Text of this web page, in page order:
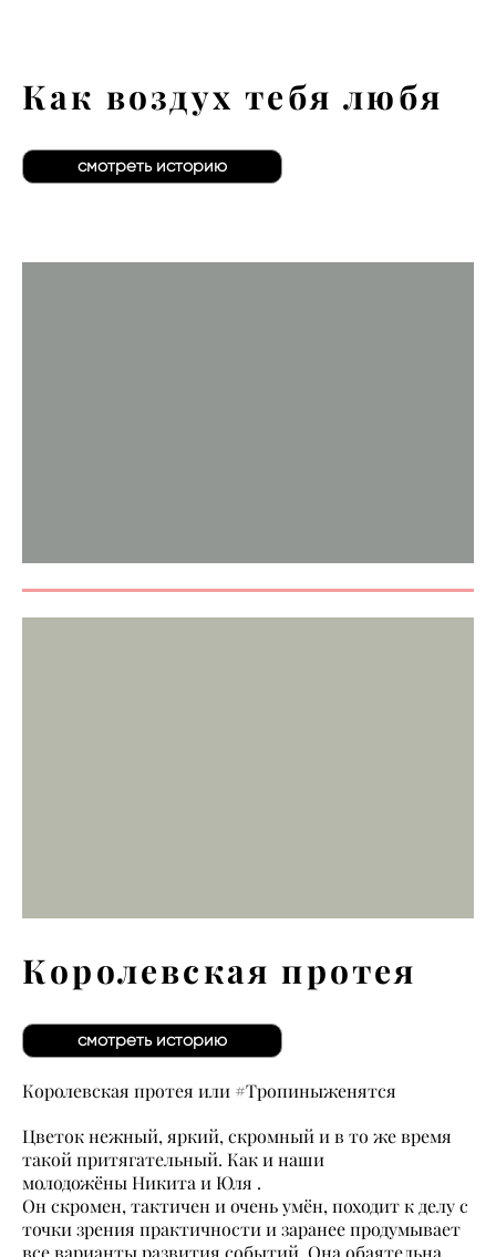
Как воздух тебя любя
смотреть историю
Королевская протея
смотреть историю
Королевская протея или #Тропиныженятся
Цветок нежный, яркий, скромный и в то же время
такой притягательный. Как и наши
молодожёны Никита и Юля .
Он скромен, тактичен и очень умён, походит к делу с
точки зрения практичности и заранее продумывает